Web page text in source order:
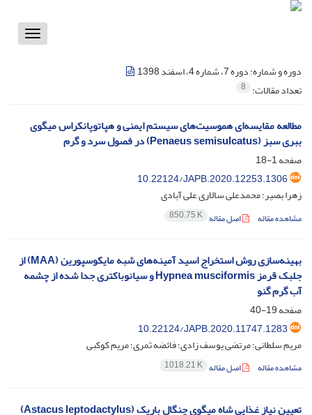
Toggle
دوره و شماره:دوره 7، شماره 4، اسفند 1398
تعداد مقالات: 8
مطالعه مقایسه‌ای هموسیت‌های سیستم ایمنی و هپاتوپانکراس میگوی
ببری سبز (Penaeus semisulcatus) در فصول سرد و گرم
صفحه1-18
10.22124/JAPB.2020.12253.1306
زهرا بصیر؛ محمدعلی سالاری علی آبادی
مشاهده مقاله اصل مقاله 850.75 K
بهینه‌سازی روش استخراج اسید آمینه‌های شبه مایکوسپورین (MAA) از
جلبک قرمز Hypnea musciformis و سیانوباکتری جدا شده از چشمه‌
آب گرم گنو
صفحه19-40
10.22124/JAPB.2020.11747.1283
مریم سلطانی؛ مرتضی یوسف زادی؛ فائضه ثمری؛ مریم کوکبی
مشاهده مقاله اصل مقاله 1018.21 K
تعیین نیاز غذایی شاه میگوی چنگال باریک (Astacus leptodactylus)